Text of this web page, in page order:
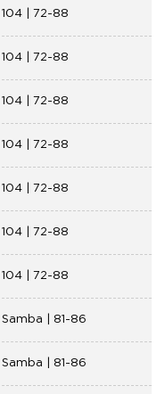
104 | 72-88
104 | 72-88
104 | 72-88
104 | 72-88
104 | 72-88
104 | 72-88
104 | 72-88
Samba | 81-86
Samba | 81-86